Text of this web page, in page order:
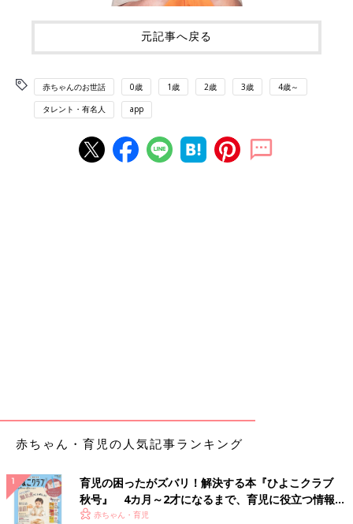
元記事へ戻る
赤ちゃんのお世話 0歳 1歳 2歳 3歳 4歳～
タレント・有名人 app
赤ちゃん・育児の人気記事ランキング
育児の困ったがズバリ！解決する本『ひよこクラブ
秋号』 4カ月～2才になるまで、育児に役立つ情報が
いっぱい！
赤ちゃん・育児